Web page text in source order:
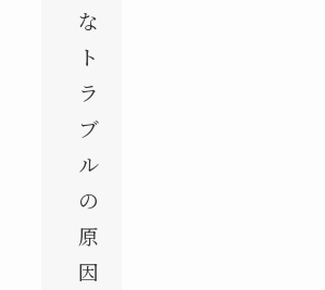
な
ト
ラ
ブ
ル
の
原
因